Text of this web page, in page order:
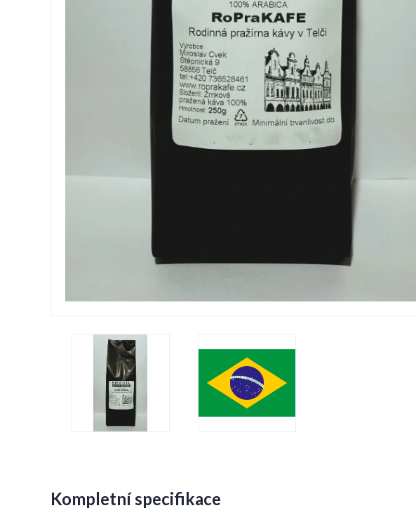
Kompletní specifikace